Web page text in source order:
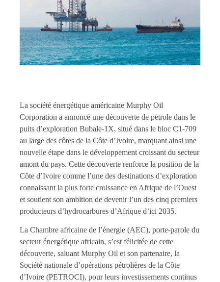
La société énergétique américaine Murphy Oil
Corporation a annoncé une découverte de pétrole dans le
puits d’exploration Bubale-1X, situé dans le bloc C1-709
au large des côtes de la Côte d’Ivoire, marquant ainsi une
nouvelle étape dans le développement croissant du secteur
amont du pays. Cette découverte renforce la position de la
Côte d’Ivoire comme l’une des destinations d’exploration
connaissant la plus forte croissance en Afrique de l’Ouest
et soutient son ambition de devenir l’un des cinq premiers
producteurs d’hydrocarbures d’Afrique d’ici 2035.
La Chambre africaine de l’énergie (AEC), porte-parole du
secteur énergétique africain, s’est félicitée de cette
découverte, saluant Murphy Oil et son partenaire, la
Société nationale d’opérations pétrolières de la Côte
d’Ivoire (PETROCI), pour leurs investissements continus